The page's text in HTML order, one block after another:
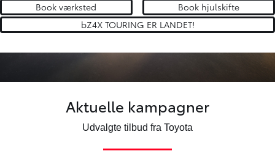
Book værksted
Book hjulskifte
bZ4X TOURING ER LANDET!
Aktuelle kampagner
Udvalgte tilbud fra Toyota